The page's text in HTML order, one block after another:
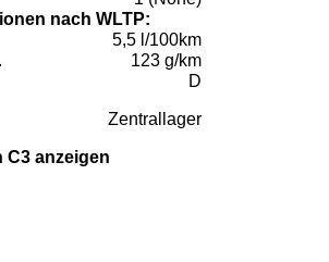
nach WLTP:
5,5 l/100km
123 g/km
D
Zentrallager
C3 anzeigen